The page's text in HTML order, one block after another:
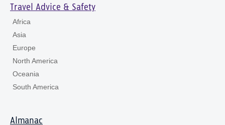
Travel Advice & Safety
Africa
Asia
Europe
North America
Oceania
South America
Almanac